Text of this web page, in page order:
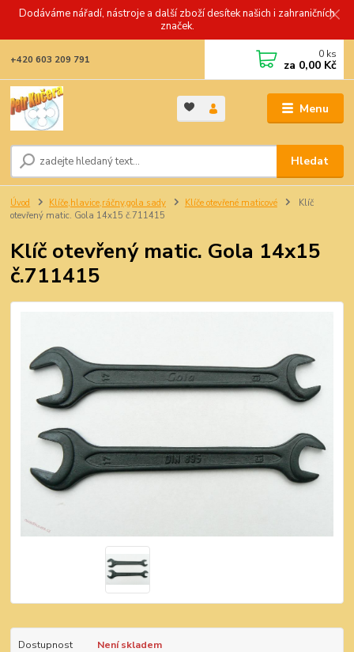
Dodáváme nářadí, nástroje a další zboží desítek našich i zahraničních
značek.
Menu
Hledat
+420 603 209 791 0 ks
za 0,00 Kč
Úvod Klíče,hlavice,ráčny,gola sady Klíče otevřené maticové
Klíč
otevřený matic. Gola 14x15 č.711415
Klíč otevřený matic. Gola 14x15
č.711415
Dostupnost
Není skladem